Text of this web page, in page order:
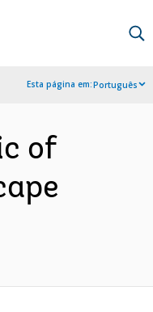
Esta página em:Português
of